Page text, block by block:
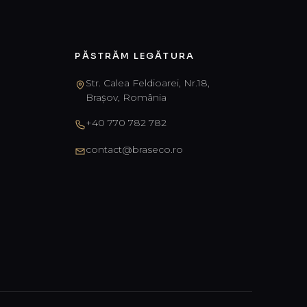
PĂSTRĂM LEGĂTURA
Str. Calea Feldioarei, Nr.18,
Brașov, România
+40 770 782 782
contact@braseco.ro